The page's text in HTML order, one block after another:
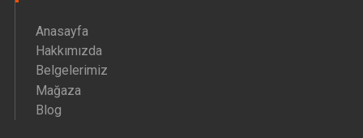
Anasayfa
Hakkımızda
Belgelerimiz
Mağaza
Blog